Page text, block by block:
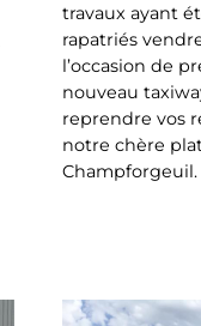
travaux ayant
rapatriés
l’occasion de
nouveau
reprendre vos
notre chère